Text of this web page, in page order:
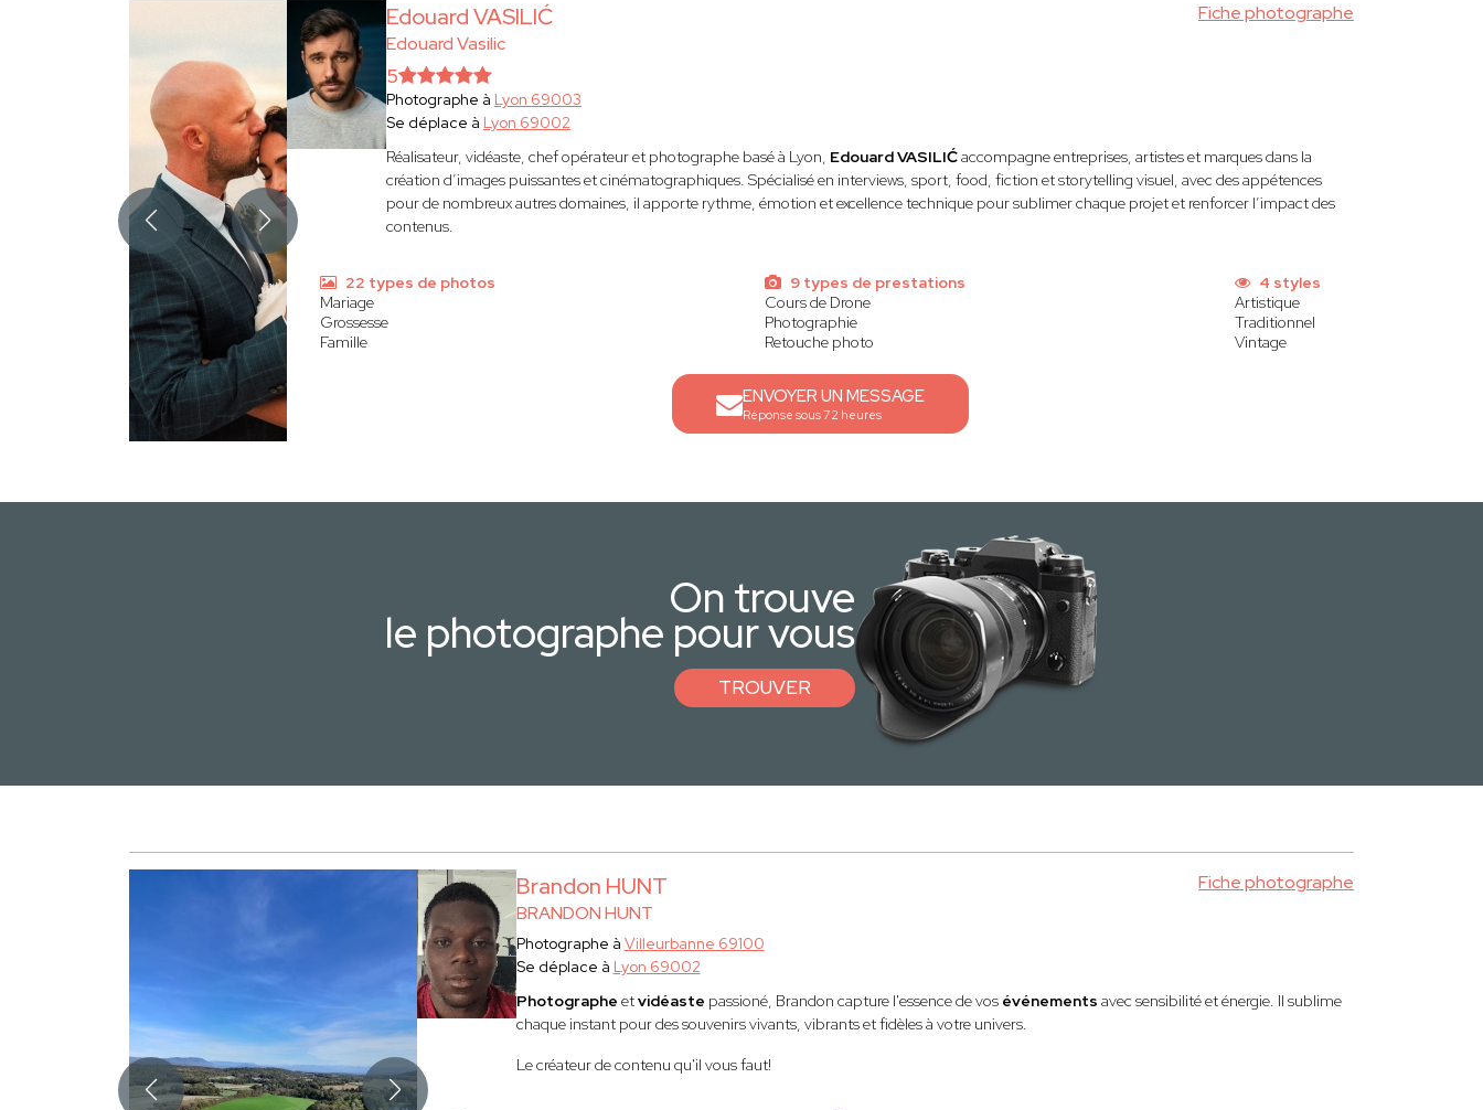
Edouard VASILIĆ
Edouard Vasilic
Fiche photographe
5
Photographe à Lyon 69003
Se déplace à Lyon 69002
Réalisateur, vidéaste, chef opérateur et photographe basé à Lyon, Edouard VASILIĆaccompagne entreprises, artistes et marques dans la
création d’images puissantes et cinématographiques. Spécialisé en interviews, sport, food, fiction et storytelling visuel, avec des appétences
pour de nombreux autres domaines, il apporte rythme, émotion et excellence technique pour sublimer chaque projet et renforcer l’impact des
contenus.
22 types de photos
Mariage
Grossesse
Famille
9 types de prestations
Cours de Drone
Photographie
Retouche photo
4 styles
Artistique
Traditionnel
Vintage
ENVOYER UN MESSAGE
Réponse sous 72 heures
On trouve
le photographe pour vous
TROUVER
Brandon HUNT
BRANDON HUNT
Fiche photographe
Photographe à Villeurbanne 69100
Se déplace à Lyon 69002
Photographe etvidéaste passioné, Brandon capture l'essence de vos événements avec sensibilité et énergie. Il sublime
chaque instant pour des souvenirs vivants, vibrants et fidèles à votre univers.
Le créateur de contenu qu'il vous faut!